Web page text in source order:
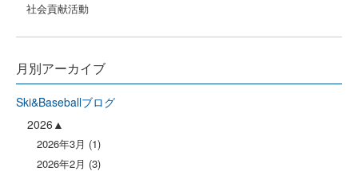
社会貢献活動
月別アーカイブ
Ski&Baseballブログ
2026
2026年3月 (1)
2026年2月 (3)